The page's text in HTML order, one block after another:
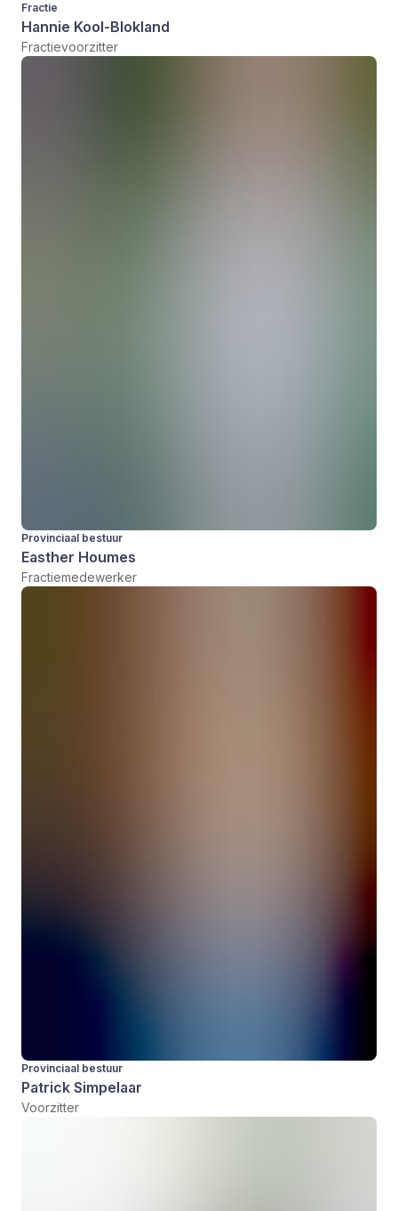
Fractie
Hannie Kool-Blokland
Fractievoorzitter
Provinciaal bestuur
Easther Houmes
Fractiemedewerker
Provinciaal bestuur
Patrick Simpelaar
Voorzitter